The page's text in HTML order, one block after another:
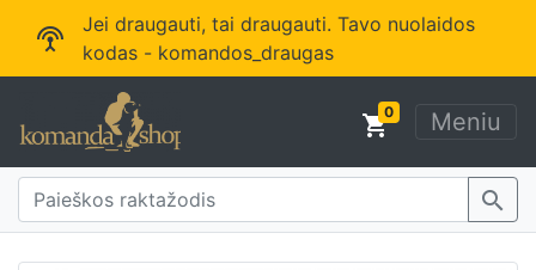
settings_input_antenna
Jei draugauti, tai draugauti. Tavo nuolaidos
kodas - komandos_draugas
shopping_cart0 Meniu
search